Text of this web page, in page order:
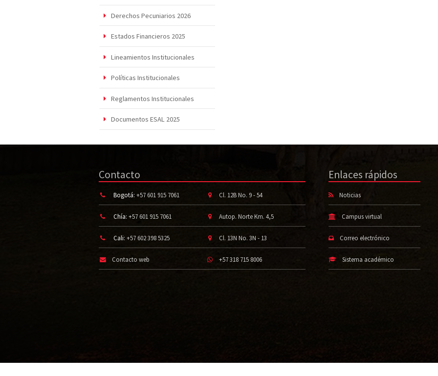
Derechos Pecuniarios 2026
Estados Financieros 2025
Lineamientos Institucionales
Políticas Institucionales
Reglamentos Institucionales
Documentos ESAL 2025
Contacto
Bogotá: +57 601 915 7061 Cl. 12B No. 9 - 54
Chía: +57 601 915 7061 Autop. Norte Km. 4,5
Cali: +57 602 398 5325 Cl. 13N No. 3N - 13
Contacto web +57 318 715 8006
Enlaces rápidos
Noticias
Campus virtual
Correo electrónico
Sistema académico